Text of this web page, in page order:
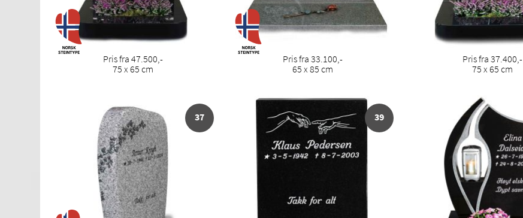
Pris fra 47.500,-
75 x 65 cm
Pris fra 33.100,-
65 x 85 cm
Pris fra 37.400,-
75 x 65 cm
37 39